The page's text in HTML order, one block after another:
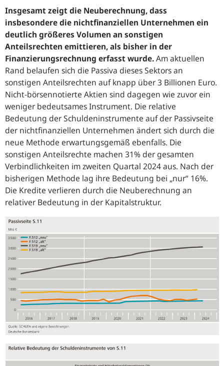
Insgesamt zeigt die Neuberechnung, dass
insbesondere die nichtfinanziellen Unternehmen ein
deutlich größeres Volumen an sonstigen
Anteilsrechten emittieren, als bisher in der
Finanzierungsrechnung erfasst wurde.Am aktuellen
Rand belaufen sich die Passiva dieses Sektors an
sonstigen Anteilsrechten auf knapp über 3 Billionen Euro.
Nicht-börsennotierte Aktien sind dagegen wie zuvor ein
weniger bedeutsames Instrument. Die relative
Bedeutung der Schuldeninstrumente auf der Passivseite
der nichtfinanziellen Unternehmen ändert sich durch die
neue Methode erwartungsgemäß ebenfalls. Die
sonstigen Anteilsrechte machen 31% der gesamten
Verbindlichkeiten im zweiten Quartal 2024 aus. Nach der
bisherigen Methode lag ihre Bedeutung bei „nur“ 16%.
Die Kredite verlieren durch die Neuberechnung an
relativer Bedeutung in der Kapitalstruktur.